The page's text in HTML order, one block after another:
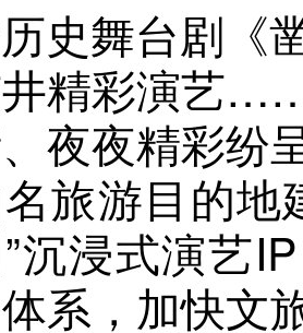
史舞台剧《
精彩演艺
夜夜精彩纷
旅游目的地
沉浸式演艺
系，加快文